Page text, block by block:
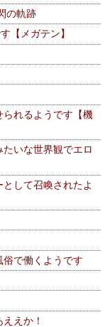
の軌跡
【メガテン】
られるようです【機
たいな世界観でエロ
として召喚されたよ
俗で働くようです
えか！